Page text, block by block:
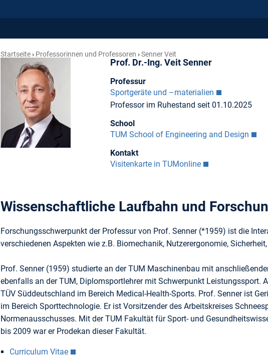
Startseite Professorinnen und Professoren Senner Veit
Prof. Dr.-Ing. Veit Senner
Professur
Sportgeräte und –materialien
Professor im Ruhestand seit 01.10.2025
School
TUM School of Engineering and Design
Kontakt
Visitenkarte in TUMonline
Wissenschaftliche Laufbahn und
Forschungsschwerpunkt der Professur von Prof. Senner (*1959) ist die
verschiedenen Aspekten wie z.B. Biomechanik, Nutzerergonomie,
Prof. Senner (1959) studierte an der TUM Maschinenbau mit
ebenfalls an der TUM, Diplomsportlehrer mit Schwerpunkt Leistungssport.
TÜV Süddeutschland im Bereich Medical-Health-Sports. Prof. Senner ist
im Bereich Sporttechnologie. Er ist Vorsitzender des Arbeitskreises
Normenausschusses. Mit der TUM Fakultät für Sport- und
bis 2009 war er Prodekan dieser Fakultät.
Curriculum Vitae